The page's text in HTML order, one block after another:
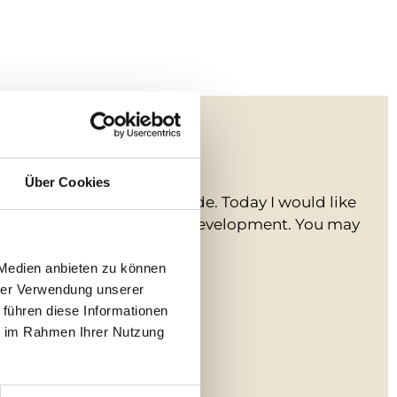
Über Cookies
anbieten zu können
Verwendung unserer
diese Informationen
Rahmen Ihrer Nutzung
to your inner attitude. Today I would like
lot to do with personal development. You may